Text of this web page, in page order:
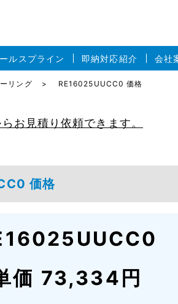
ルスプライン 即納対応紹介 会社
リング RE16025UUCC0 価格
お見積り依頼できます。
価格
価 73,334円